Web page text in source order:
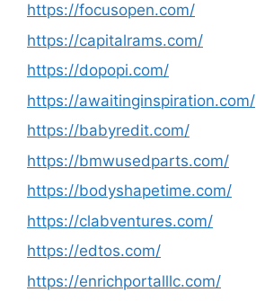
https://focusopen.com/
https://capitalrams.com/
https://dopopi.com/
https://awaitinginspiration.com/
https://babyredit.com/
https://bmwusedparts.com/
https://bodyshapetime.com/
https://clabventures.com/
https://edtos.com/
https://enrichportalllc.com/